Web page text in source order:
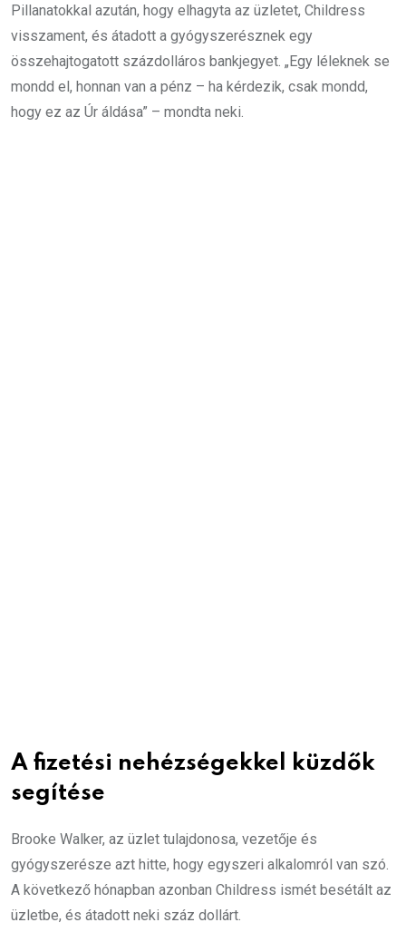
Pillanatokkal azután, hogy elhagyta az üzletet, Childress
visszament, és átadott a gyógyszerésznek egy
összehajtogatott százdolláros bankjegyet. „Egy léleknek se
mondd el, honnan van a pénz – ha kérdezik, csak mondd,
hogy ez az Úr áldása” – mondta neki.
A fizetési nehézségekkel küzdők
segítése
Brooke Walker, az üzlet tulajdonosa, vezetője és
gyógyszerésze azt hitte, hogy egyszeri alkalomról van szó.
A következő hónapban azonban Childress ismét besétált az
üzletbe, és átadott neki száz dollárt.